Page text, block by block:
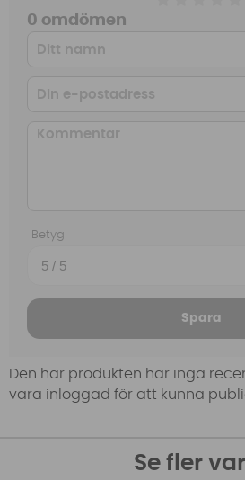
0 omdömen
Betyg
Spara
Den här produkten har inga
vara inloggad för att kunna
Se fler